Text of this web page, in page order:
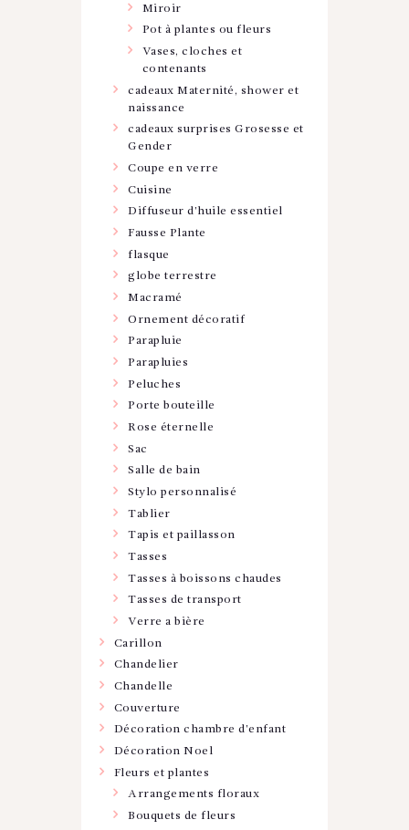
Miroir
Pot à plantes ou fleurs
Vases, cloches et
contenants
cadeaux Maternité, shower et
naissance
cadeaux surprises Grosesse et
Gender
Coupe en verre
Cuisine
Diffuseur d'huile essentiel
Fausse Plante
flasque
globe terrestre
Macramé
Ornement décoratif
Parapluie
Parapluies
Peluches
Porte bouteille
Rose éternelle
Sac
Salle de bain
Stylo personnalisé
Tablier
Tapis et paillasson
Tasses
Tasses à boissons chaudes
Tasses de transport
Verre a bière
Carillon
Chandelier
Chandelle
Couverture
Décoration chambre d'enfant
Décoration Noel
Fleurs et plantes
Arrangements floraux
Bouquets de fleurs